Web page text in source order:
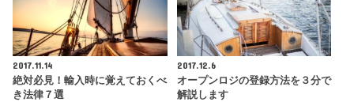
2017.11.14
絶対必見！輸入時に覚えておくべ
き法律７選
2017.12.6
オープンロジの登録方法を３分で
解説します